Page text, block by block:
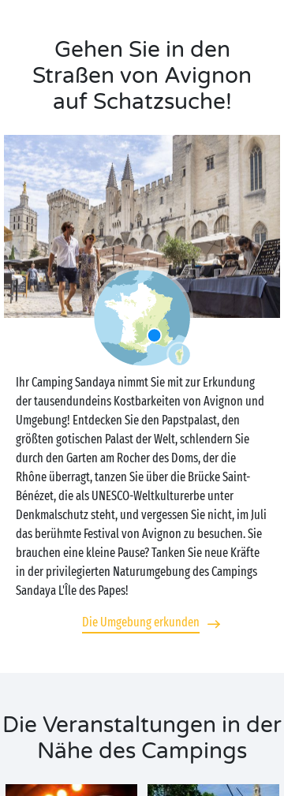
Gehen Sie in den
Straßen von Avignon
auf Schatzsuche!
Ihr Camping Sandaya nimmt Sie mit zur Erkundung
der tausendundeins Kostbarkeiten von Avignon und
Umgebung! Entdecken Sie den Papstpalast, den
größten gotischen Palast der Welt, schlendern Sie
durch den Garten am Rocher des Doms, der die
Rhône überragt, tanzen Sie über die Brücke Saint-
Bénézet, die als UNESCO-Weltkulturerbe unter
Denkmalschutz steht, und vergessen Sie nicht, im Juli
das berühmte Festival von Avignon zu besuchen. Sie
brauchen eine kleine Pause? Tanken Sie neue Kräfte
in der privilegierten Naturumgebung des Campings
Sandaya L'Île des Papes!
Die Umgebung erkunden
Die Veranstaltungen in der
Nähe des Campings